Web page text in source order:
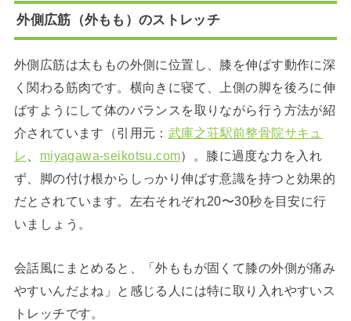
外側広筋（外もも）のストレッチ
外側広筋は太ももの外側に位置し、膝を伸ばす動作に深
く関わる筋肉です。横向きに寝て、上側の脚を後ろに伸
ばすようにして体のバランスを取りながら行う方法が紹
介されています（引用元： 武庫之荘駅前整骨院サキュ
レ
miyagawa-seikotsu.com）。膝に過度な力を入れ
ず、脚の付け根からしっかり伸ばす意識を持つと効果的
だとされています。左右それぞれ20〜30秒を目安に行
いましょう。
会話風にまとめると、「外ももが固くて膝の外側が痛み
やすいんだよね」と感じる人には特に取り入れやすいス
トレッチです。